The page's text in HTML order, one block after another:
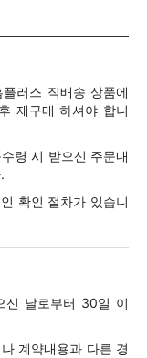
러스 직배송 상품에
재구매 하셔야 합니
령 시 받으신 주문내
확인 절차가 있습니
신 날로부터 30일 이
계약내용과 다른 경